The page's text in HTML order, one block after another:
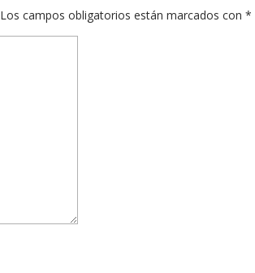
Los campos obligatorios están marcados con *